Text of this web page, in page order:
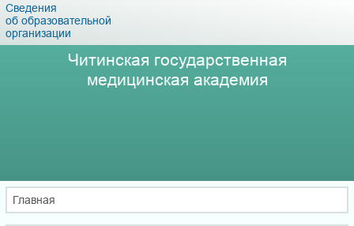
Сведения
об образовательной
организации
Читинская государственная
медицинская академия
Главная